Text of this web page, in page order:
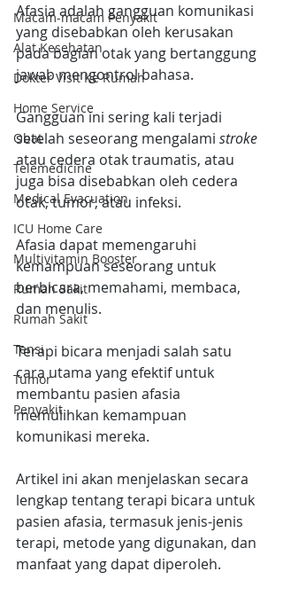
Macam-macam Penyakit
Alat Kesehatan
Dokter Visit Ke Rumah
Home Service
Obat
Telemedicine
Medical Evacuation
ICU Home Care
Multivitamin Booster
Rumah Sakit
Rumah Sakit
Tensi
Tumor
Penyakit
Afasia adalah gangguan komunikasi
yang disebabkan oleh kerusakan
pada bagian otak yang bertanggung
jawab mengontrol bahasa.
Gangguan ini sering kali terjadi
setelah seseorang mengalami stroke
atau cedera otak traumatis, atau
juga bisa disebabkan oleh cedera
otak, tumor, atau infeksi.
Afasia dapat memengaruhi
kemampuan seseorang untuk
berbicara, memahami, membaca,
dan menulis.
Terapi bicara menjadi salah satu
cara utama yang efektif untuk
membantu pasien afasia
memulihkan kemampuan
komunikasi mereka.
Artikel ini akan menjelaskan secara
lengkap tentang terapi bicara untuk
pasien afasia, termasuk jenis-jenis
terapi, metode yang digunakan, dan
manfaat yang dapat diperoleh.